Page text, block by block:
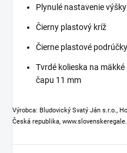
Plynulé nastavenie
Čierny plastový kríž
Čierne plastové podrúčky
Tvrdé kolieska na
čapu 11 mm
Výrobca: Bludovický Svatý Ján s.r.o.,
Česká republika,